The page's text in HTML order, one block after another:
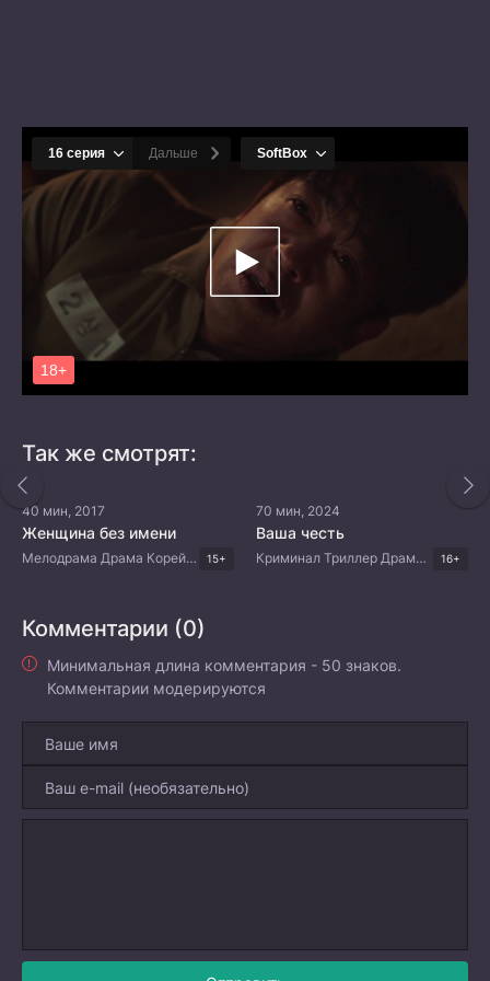
Так же смотрят:
40 мин, 2017
Женщина без имени
Мелодрама Драма Корейские дорамы 15+
70 мин, 2024
Ваша честь
Криминал Триллер Драма Корейские дорамы 16+
Комментарии (0)
Минимальная длина комментария - 50 знаков.
Комментарии модерируются